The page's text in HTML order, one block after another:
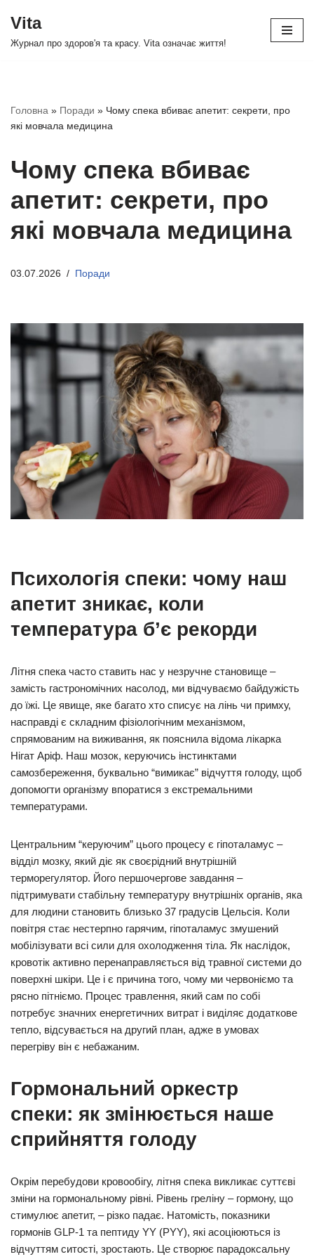
Перейти
Vita
Журнал про здоров'я та красу. Vita означає життя!
Головна » Поради » Чому спека вбиває апетит: секрети, про
які мовчала медицина
Чому спека вбиває
апетит: секрети, про
які мовчала медицина
03.07.2026 Поради
Психологія спеки: чому наш
апетит зникає, коли
температура б’є рекорди
Літня спека часто ставить нас у незручне становище –
замість гастрономічних насолод, ми відчуваємо байдужість
до їжі. Це явище, яке багато хто списує на лінь чи примху,
насправді є складним фізіологічним механізмом,
спрямованим на виживання, як пояснила відома лікарка
Нігат Аріф. Наш мозок, керуючись інстинктами
самозбереження, буквально “вимикає” відчуття голоду, щоб
допомогти організму впоратися з екстремальними
температурами.
Центральним “керуючим” цього процесу є гіпоталамус –
відділ мозку, який діє як своєрідний внутрішній
терморегулятор. Його першочергове завдання –
підтримувати стабільну температуру внутрішніх органів, яка
для людини становить близько 37 градусів Цельсія. Коли
повітря стає нестерпно гарячим, гіпоталамус змушений
мобілізувати всі сили для охолодження тіла. Як наслідок,
кровотік активно перенаправляється від травної системи до
поверхні шкіри. Це і є причина того, чому ми червоніємо та
рясно пітніємо. Процес травлення, який сам по собі
потребує значних енергетичних витрат і виділяє додаткове
тепло, відсувається на другий план, адже в умовах
перегріву він є небажаним.
Гормональний оркестр
спеки: як змінюється наше
сприйняття голоду
Окрім перебудови кровообігу, літня спека викликає суттєві
зміни на гормональному рівні. Рівень греліну – гормону, що
стимулює апетит, – різко падає. Натомість, показники
гормонів GLP-1 та пептиду YY (PYY), які асоціюються із
відчуттям ситості, зростають. Це створює парадоксальну